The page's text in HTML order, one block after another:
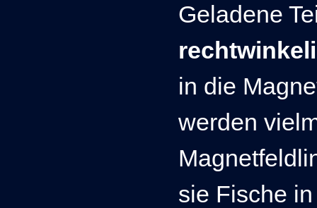
Geladene
in die
werden
sie Fische